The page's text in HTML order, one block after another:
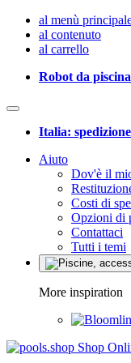
al menù
al contenuto
al carrello
Robot da
Italia:
Aiuto
Dov'è il
Costi di
Opzioni di
Contattaci
Tutti i temi
More inspiration